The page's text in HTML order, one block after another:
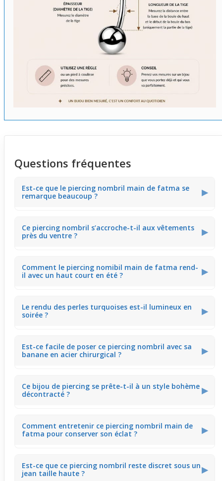
Questions fréquentes
Est-ce que le piercing nombril main de fatma se
remarque beaucoup ?
▶
ajourée et ses perles turquoises. Il offre une présence
discrète mais visible, idéale pour qui cherche à attirer
Ce piercing nombril s’accroche-t-il aux vêtements
près du ventre ?
▶
légèrement les tissus fins. Cependant, cette sensation
est modérée, et il s’oublie rapidement dans le quotidien
Comment le piercing nomibil main de fatma rend-
il avec un haut court en été ?
▶
période estivale où le ventre peut être exposé. Il ajoute
une touche bohème qui sublime naturellement la
Le rendu des perles turquoises est-il lumineux en
soirée ?
▶
lumière douce de soirées détendues. Cela crée un effet
lumineux discret sans être trop voyant.
Est-ce facile de poser ce piercing nombril avec sa
banane en acier chirurgical ?
▶
à manipuler. Il facilite l’installation tout en garantissant
que le bijou reste en place durant la journée.
Ce bijou de piercing se prête-t-il à un style bohème
décontracté ?
▶
distinctif bohème. Ce modèle complète naturellement
une tenue décontractée, notamment avec des tenues
Comment entretenir ce piercing nombril main de
fatma pour conserver son éclat ?
▶
maintenir la brillance des perles et de l’acier. Évitez les
produits abrasifs pour garder la beauté du bijou intacte.
Est-ce que ce piercing nombril reste discret sous un
jean taille haute ?
▶